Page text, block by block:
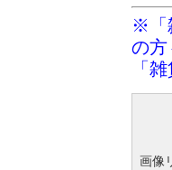
※「
の方
「
画像